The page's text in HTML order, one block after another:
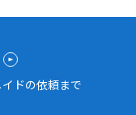
ドの依頼まで